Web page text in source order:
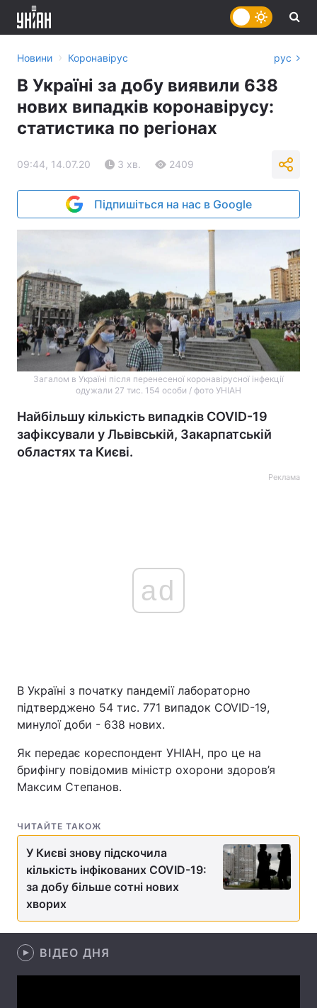
Головна Війна
Україна
Економіка Світ
Спорт
Техно і зв'язок
Зброя
Здоров'я Туризм
Цікавинки
Екологія
Лонгріди
Новини › Коронавірус рус
В Україні за добу виявили 638
нових випадків коронавірусу:
статистика по регіонах
09:44, 14.07.20 3 хв. 2409
Підпишіться на нас в Google
Загалом в Україні після перенесеної коронавірусної інфекції
одужали 27 тис. 154 особи / фото УНІАН
Найбільшу кількість випадків COVID-19
зафіксували у Львівській, Закарпатській
областях та Києві.
Реклама
ad
В Україні з початку пандемії лабораторно
підтверджено 54 тис. 771 випадок COVID-19,
минулої доби - 638 нових.
Як передає кореспондент УНІАН, про це на
брифінгу повідомив міністр охорони здоров’я
Максим Степанов.
ЧИТАЙТЕ ТАКОЖ
У Києві знову підскочила
кількість інфікованих COVID-19:
за добу більше сотні нових
хворих
ВІДЕО ДНЯ